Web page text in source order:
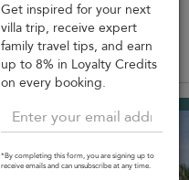
2.585 USD
per night
Get inspired for your next
villa trip, receive expert
family travel tips, and earn
up to 8% in Loyalty Credits
on every booking.
*By completing this form, you are signing up to
receive emails and can unsubscribe at any time.